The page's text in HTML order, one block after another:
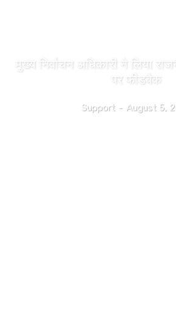
मुख्य निर्वाचन अधिकारी ने लिया
पर फीडबैक
Support - August 5,